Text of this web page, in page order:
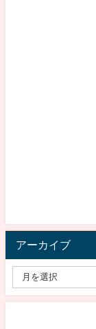
アーカイブ